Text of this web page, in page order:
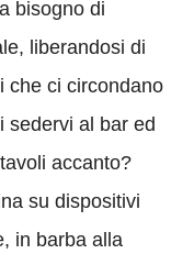
bisogno di
liberandosi di
che ci circondano
sedervi al bar ed
accanto?
su dispositivi
in barba alla